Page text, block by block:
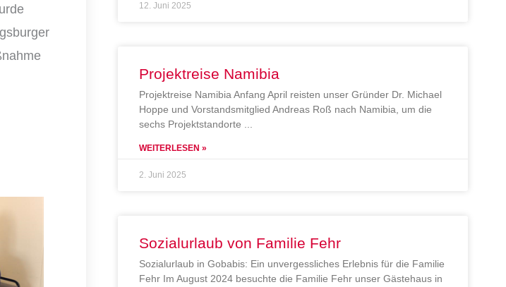
12. Juni 2025
Projektreise Namibia
Projektreise Namibia Anfang April reisten unser Gründer Dr. Michael
Hoppe und Vorstandsmitglied Andreas Roß nach Namibia, um die
sechs Projektstandorte
WEITERLESEN »
2. Juni 2025
Sozialurlaub von Familie Fehr
Sozialurlaub in Gobabis: Ein unvergessliches Erlebnis für die Familie
Fehr Im August 2024 besuchte die Familie Fehr unser Gästehaus in